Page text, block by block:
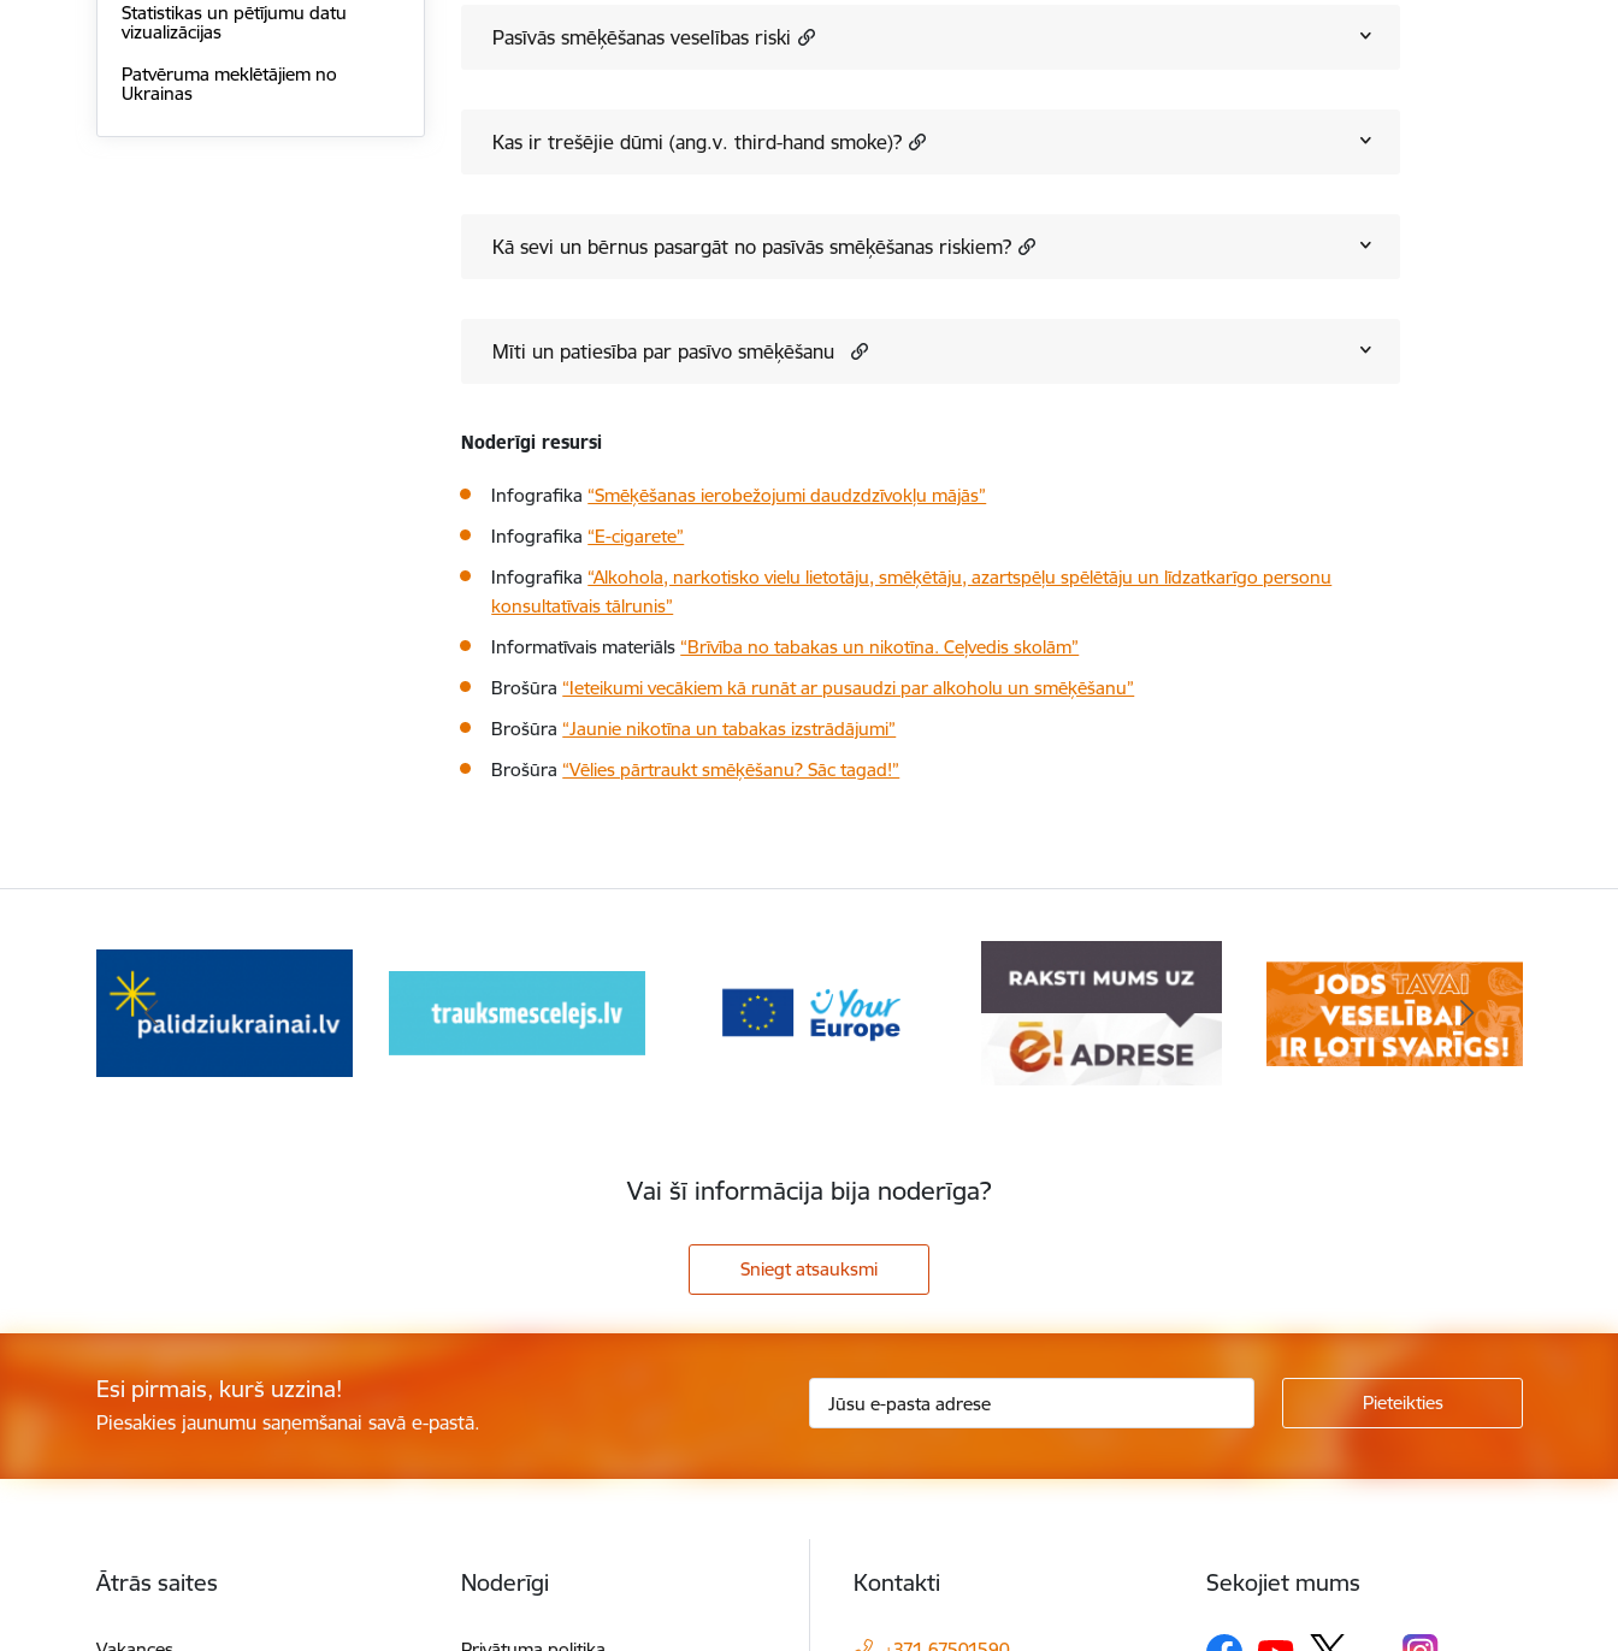
Statistikas un pētījumu datu
vizualizācijas
Patvēruma meklētājiem no
Ukrainas
Pasīvās smēķēšanas veselības riski
Kas ir trešējie dūmi (ang.v. third-hand smoke)?
Kā sevi un bērnus pasargāt no pasīvās smēķēšanas riskiem?
Mīti un patiesība par pasīvo smēķēšanu
Noderīgi resursi
Infografika“Smēķēšanas ierobežojumi daudzdzīvokļu mājās”
Infografika“E-cigarete”
Infografika“Alkohola, narkotisko vielu lietotāju, smēķētāju, azartspēļu spēlētāju un līdzatkarīgo personu
konsultatīvais tālrunis”
Informatīvais materiāls“Brīvība no tabakas un nikotīna. Ceļvedis skolām”
Brošūra“Ieteikumi vecākiem kā runāt ar pusaudzi par alkoholu un smēķēšanu”
Brošūra“Jaunie nikotīna un tabakas izstrādājumi”
Brošūra“Vēlies pārtraukt smēķēšanu? Sāc tagad!”
Vai šī informācija bija noderīga?
Sniegt atsauksmi
Esi pirmais, kurš uzzina!
Piesakies jaunumu saņemšanai savā e-pastā.
Ātrās saites Noderīgi Kontakti Sekojiet mums